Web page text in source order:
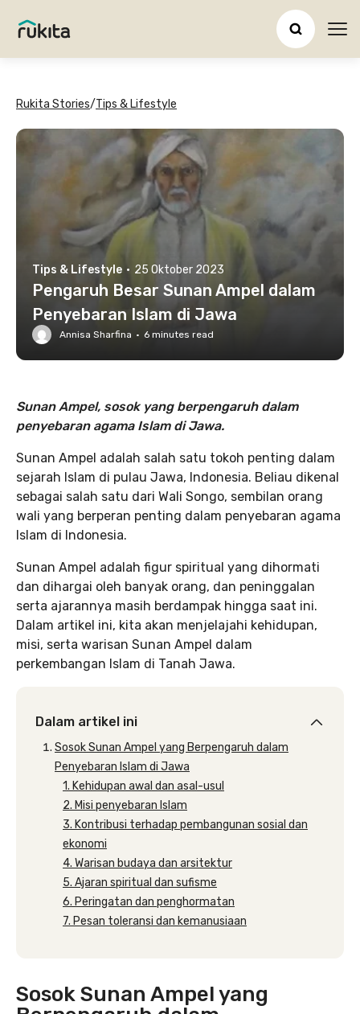
Rukita Stories/Tips & Lifestyle
Tips & Lifestyle · 25 Oktober 2023
Pengaruh Besar Sunan Ampel dalam
Penyebaran Islam di Jawa
Annisa Sharfina · 6 minutes read
Sunan Ampel, sosok yang berpengaruh dalam
penyebaran agama Islam di Jawa.
Sunan Ampel adalah salah satu tokoh penting dalam
sejarah Islam di pulau Jawa, Indonesia. Beliau dikenal
sebagai salah satu dari Wali Songo, sembilan orang
wali yang berperan penting dalam penyebaran agama
Islam di Indonesia.
Sunan Ampel adalah figur spiritual yang dihormati
dan dihargai oleh banyak orang, dan peninggalan
serta ajarannya masih berdampak hingga saat ini.
Dalam artikel ini, kita akan menjelajahi kehidupan,
misi, serta warisan Sunan Ampel dalam
perkembangan Islam di Tanah Jawa.
Dalam artikel ini
Sosok Sunan Ampel yang Berpengaruh dalam
Penyebaran Islam di Jawa
1. Kehidupan awal dan asal-usul
2. Misi penyebaran Islam
3. Kontribusi terhadap pembangunan sosial dan
ekonomi
4. Warisan budaya dan arsitektur
5. Ajaran spiritual dan sufisme
6. Peringatan dan penghormatan
7. Pesan toleransi dan kemanusiaan
Sosok Sunan Ampel yang